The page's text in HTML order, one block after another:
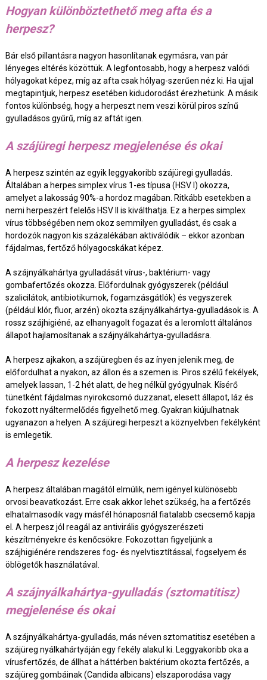
Hogyan különböztethető meg afta és a
herpesz?
Bár első pillantásra nagyon hasonlítanak egymásra, van pár
lényeges eltérés közöttük. A legfontosabb, hogy a herpesz valódi
hólyagokat képez, míg az afta csak hólyag-szerűen néz ki. Ha ujjal
megtapintjuk, herpesz esetében kidudorodást érezhetünk. A másik
fontos különbség, hogy a herpeszt nem veszi körül piros színű
gyulladásos gyűrű, míg az aftát igen.
A szájüregi herpesz megjelenése és okai
A herpesz szintén az egyik leggyakoribb szájüregi gyulladás.
Általában a herpes simplex vírus 1-es típusa (HSV I) okozza,
amelyet a lakosság 90%-a hordoz magában. Ritkább esetekben a
nemi herpeszért felelős HSV II is kiválthatja. Ez a herpes simplex
vírus többségében nem okoz semmilyen gyulladást, és csak a
hordozók nagyon kis százalékában aktiválódik – ekkor azonban
fájdalmas, fertőző hólyagocskákat képez.
A szájnyálkahártya gyulladását vírus-, baktérium- vagy
gombafertőzés okozza. Előfordulnak gyógyszerek (például
szalicilátok, antibiotikumok, fogamzásgátlók) és vegyszerek
(például klór, fluor, arzén) okozta szájnyálkahártya-gyulladások is. A
rossz szájhigiéné, az elhanyagolt fogazat és a leromlott általános
állapot hajlamosítanak a szájnyálkahártya-gyulladásra.
A herpesz ajkakon, a szájüregben és az ínyen jelenik meg, de
előfordulhat a nyakon, az állon és a szemen is. Piros szélű fekélyek,
amelyek lassan, 1-2 hét alatt, de heg nélkül gyógyulnak. Kísérő
tünetként fájdalmas nyirokcsomó duzzanat, elesett állapot, láz és
fokozott nyáltermelődés figyelhető meg. Gyakran kiújulhatnak
ugyanazon a helyen. A szájüregi herpeszt a köznyelvben fekélyként
is emlegetik.
A herpesz kezelése
A herpesz általában magától elmúlik, nem igényel különösebb
orvosi beavatkozást. Erre csak akkor lehet szükség, ha a fertőzés
elhatalmasodik vagy másfél hónaposnál fiatalabb csecsemő kapja
el. A herpesz jól reagál az antivirális gyógyszerészeti
készítményekre és kenőcsökre. Fokozottan figyeljünk a
szájhigiénére rendszeres fog- és nyelvtisztítással, fogselyem és
öblögetők használatával.
A szájnyálkahártya-gyulladás (sztomatitisz)
megjelenése és okai
A szájnyálkahártya-gyulladás, más néven sztomatitisz esetében a
szájüreg nyálkahártyáján egy fekély alakul ki. Leggyakoribb oka a
vírusfertőzés, de állhat a háttérben baktérium okozta fertőzés, a
szájüreg gombáinak (Candida albicans) elszaporodása vagy